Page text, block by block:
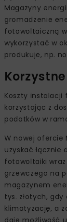
Magazyny
gromadzenie
fotowoltaiczną
wykorzystać w
produkuje, np.
Koszty instalacji
korzystając z
podatków w
W nowej ofercie
uzyskać łącznie
fotowoltaiki
grzewczego na
magazynem
tys. złotych,
klimatyzację, a
daje możliwość